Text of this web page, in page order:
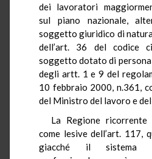
dei lavoratori
sul piano nazionale,
soggetto giuridico di
dell’art. 36 del codice
soggetto dotato di
degli artt. 1 e 9 del
10 febbraio 2000, n.361,
del Ministro del lavoro e
La Regione ricorrente
come lesive dell’art. 117,
giacché il sistema